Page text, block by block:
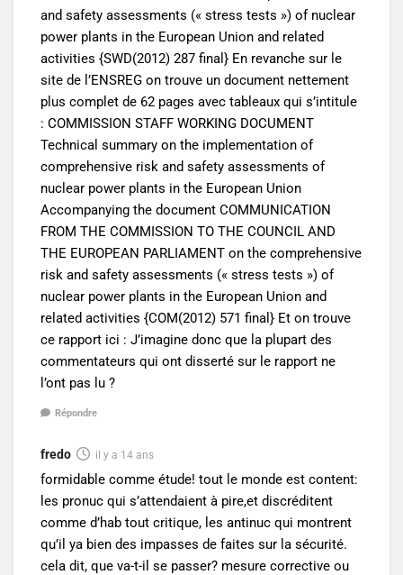
and safety assessments (« stress tests ») of nuclear
power plants in the European Union and related
activities {SWD(2012) 287 final} En revanche sur le
site de l’ENSREG on trouve un document nettement
plus complet de 62 pages avec tableaux qui s’intitule
: COMMISSION STAFF WORKING DOCUMENT
Technical summary on the implementation of
comprehensive risk and safety assessments of
nuclear power plants in the European Union
Accompanying the document COMMUNICATION
FROM THE COMMISSION TO THE COUNCIL AND
THE EUROPEAN PARLIAMENT on the comprehensive
risk and safety assessments (« stress tests ») of
nuclear power plants in the European Union and
related activities {COM(2012) 571 final} Et on trouve
ce rapport ici : J’imagine donc que la plupart des
commentateurs qui ont disserté sur le rapport ne
l’ont pas lu ?
Répondre
fredo il y a 14 ans
formidable comme étude! tout le monde est content:
les pronuc qui s’attendaient à pire,et discréditent
comme d’hab tout critique, les antinuc qui montrent
qu’il ya bien des impasses de faites sur la sécurité.
cela dit, que va-t-il se passer? mesure corrective ou